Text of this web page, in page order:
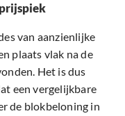
van aanzienlijke
plaats vlak na de
Het is dus
een vergelijkbare
de blokbeloning in